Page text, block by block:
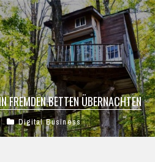
FREMDEN BETTEN ÜBERNACHTEN
Menschen nehmen sich gerne
mit Freunden und dem
Digital Business